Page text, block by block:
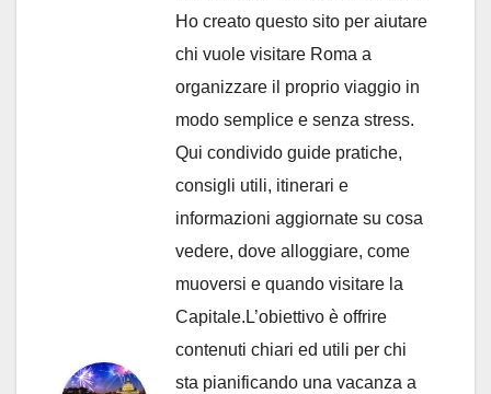
Ho creato questo sito per aiutare
chi vuole visitare Roma a
organizzare il proprio viaggio in
modo semplice e senza stress.
Qui condivido guide pratiche,
consigli utili, itinerari e
informazioni aggiornate su cosa
vedere, dove alloggiare, come
muoversi e quando visitare la
Capitale.L’obiettivo è offrire
contenuti chiari ed utili per chi
sta pianificando una vacanza a